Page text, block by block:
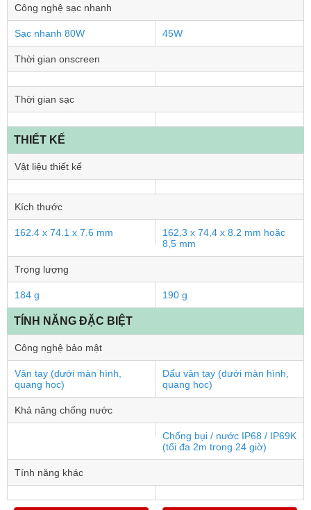
Công nghệ sạc nhanh
Sạc nhanh 80W 45W
Thời gian onscreen
Thời gian sạc
THIẾT KẾ
Vật liệu thiết kế
Kích thước
162.4 x 74.1 x 7.6 mm
162,3 x 74,4 x 8.2 mm hoặc
8,5 mm
Trọng lượng
184 g 190 g
TÍNH NĂNG ĐẶC BIỆT
Công nghệ bảo mật
Vân tay (dưới màn hình,
quang học)
Dấu vân tay (dưới màn hình,
quang học)
Khả năng chống nước
Chống bụi / nước IP68 / IP69K
(tối đa 2m trong 24 giờ)
Tính năng khác